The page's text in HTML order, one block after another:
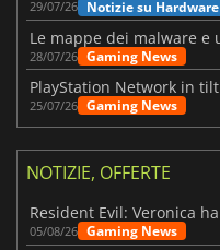
29/07/26 Notizie su Hardware
28/07/26 Gaming News
25/07/26 Gaming News
NOTIZIE, OFFERTE
05/08/26 Gaming News